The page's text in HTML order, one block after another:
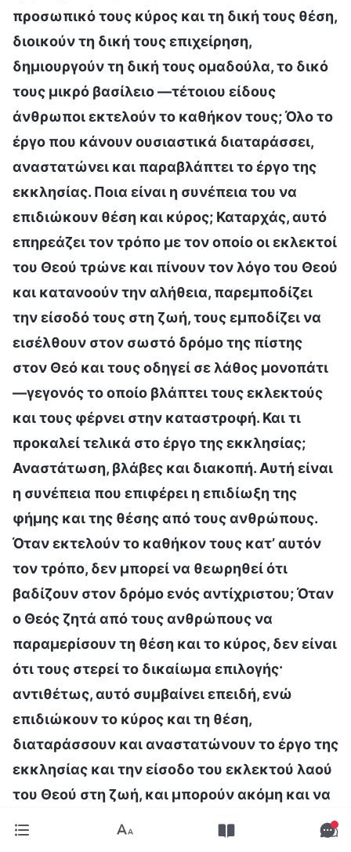
προσωπικό τους κύρος και τη δική τους θέση,
διοικούν τη δική τους επιχείρηση,
δημιουργούν τη δική τους ομαδούλα, το δικό
τους μικρό βασίλειο —τέτοιου είδους
άνθρωποι εκτελούν το καθήκον τους; Όλο το
έργο που κάνουν ουσιαστικά διαταράσσει,
αναστατώνει και παραβλάπτει το έργο της
εκκλησίας. Ποια είναι η συνέπεια του να
επιδιώκουν θέση και κύρος; Καταρχάς, αυτό
επηρεάζει τον τρόπο με τον οποίο οι εκλεκτοί
του Θεού τρώνε και πίνουν τον λόγο του Θεού
και κατανοούν την αλήθεια, παρεμποδίζει
την είσοδό τους στη ζωή, τους εμποδίζει να
εισέλθουν στον σωστό δρόμο της πίστης
στον Θεό και τους οδηγεί σε λάθος μονοπάτι
—γεγονός το οποίο βλάπτει τους εκλεκτούς
και τους φέρνει στην καταστροφή. Και τι
προκαλεί τελικά στο έργο της εκκλησίας;
Αναστάτωση, βλάβες και διακοπή. Αυτή είναι
η συνέπεια που επιφέρει η επιδίωξη της
φήμης και της θέσης από τους ανθρώπους.
Όταν εκτελούν το καθήκον τους κατ’ αυτόν
τον τρόπο, δεν μπορεί να θεωρηθεί ότι
βαδίζουν στον δρόμο ενός αντίχριστου; Όταν
ο Θεός ζητά από τους ανθρώπους να
παραμερίσουν τη θέση και το κύρος, δεν είναι
ότι τους στερεί το δικαίωμα επιλογής·
αντιθέτως, αυτό συμβαίνει επειδή, ενώ
επιδιώκουν το κύρος και τη θέση,
διαταράσσουν και αναστατώνουν το έργο της
εκκλησίας και την είσοδο του εκλεκτού λαού
του Θεού στη ζωή, και μπορούν ακόμη και να
επηρεάζουν το εάν οι άλλοι τρώνε και πίνουν